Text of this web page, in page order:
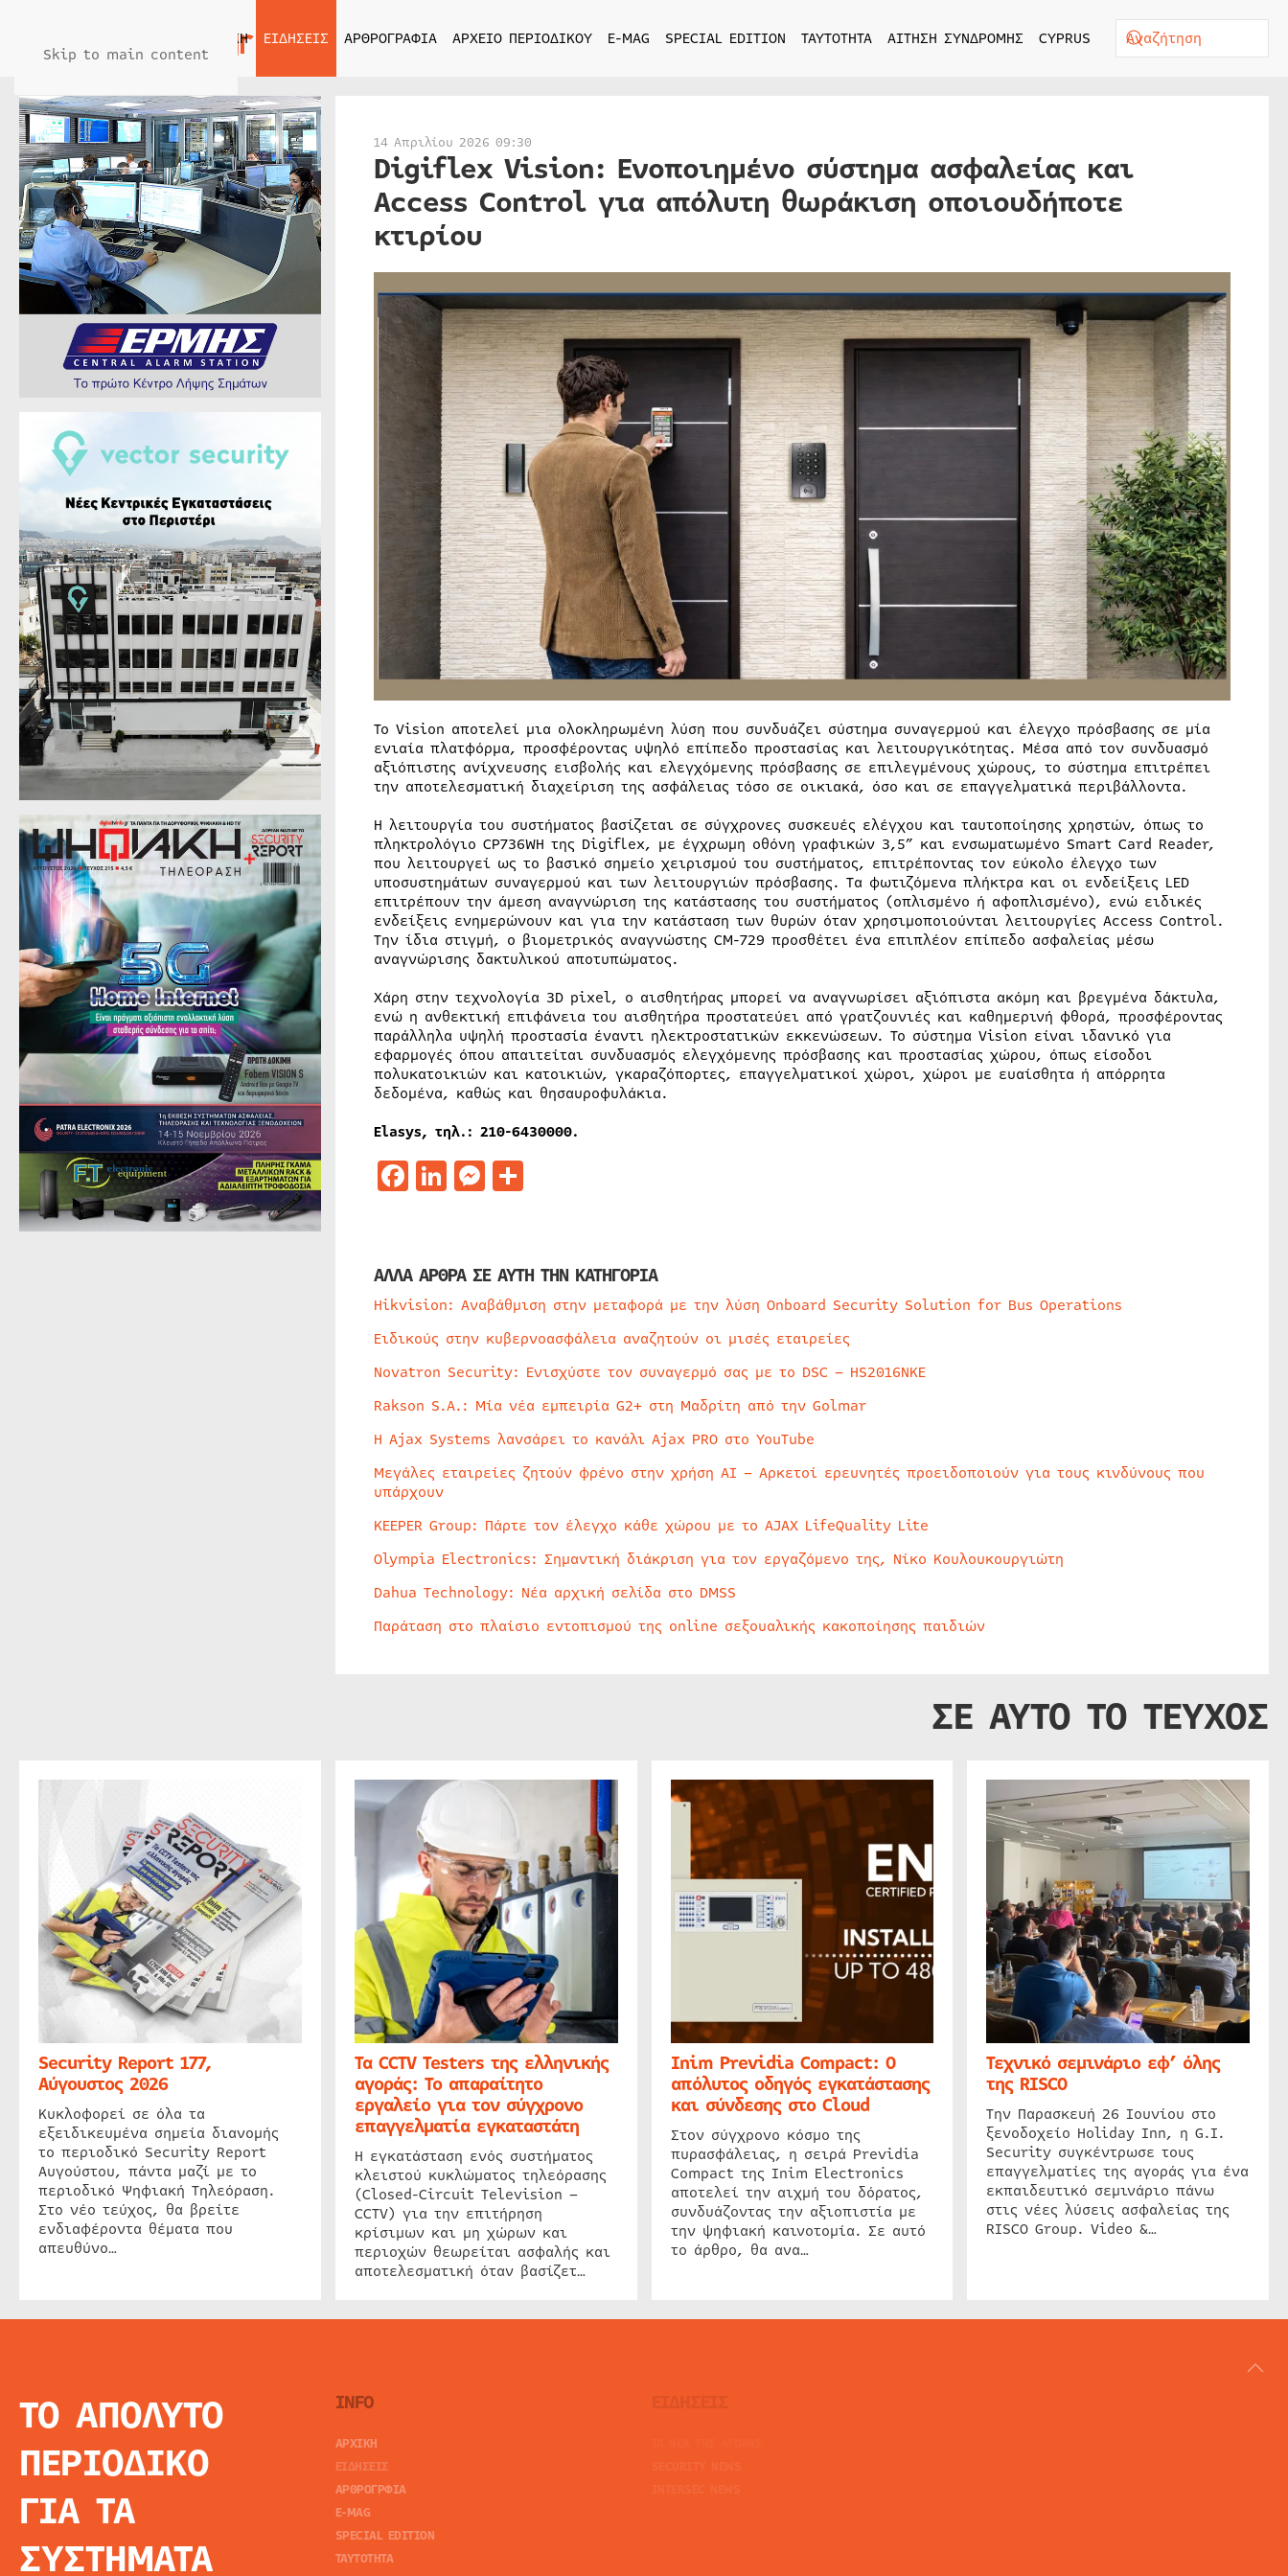
Skip to main content
ΑΡΧΙΚΗ ΕΙΔΗΣΕΙΣ ΑΡΘΡΟΓΡΑΦΙΑ ΑΡΧΕΙΟ ΠΕΡΙΟΔΙΚΟΥ E-MAG SPECIAL EDITION ΤΑΥΤΟΤΗΤΑ ΑΙΤΗΣΗ ΣΥΝΔΡΟΜΗΣ CYPRUS
14 Απριλίου 2026 09:30
Digiflex Vision: Ενοποιημένο σύστημα ασφαλείας και
Access Control για απόλυτη θωράκιση οποιουδήποτε
κτιρίου
Το Vision αποτελεί μια ολοκληρωμένη λύση που συνδυάζει σύστημα συναγερμού και έλεγχο πρόσβασης σε μία
ενιαία πλατφόρμα, προσφέροντας υψηλό επίπεδο προστασίας και λειτουργικότητας. Μέσα από τον συνδυασμό
αξιόπιστης ανίχνευσης εισβολής και ελεγχόμενης πρόσβασης σε επιλεγμένους χώρους, το σύστημα επιτρέπει
την αποτελεσματική διαχείριση της ασφάλειας τόσο σε οικιακά, όσο και σε επαγγελματικά περιβάλλοντα.
Η λειτουργία του συστήματος βασίζεται σε σύγχρονες συσκευές ελέγχου και ταυτοποίησης χρηστών, όπως το
πληκτρολόγιο CP736WH της Digiflex, με έγχρωμη οθόνη γραφικών 3,5” και ενσωματωμένο Smart Card Reader,
που λειτουργεί ως το βασικό σημείο χειρισμού του συστήματος, επιτρέποντας τον εύκολο έλεγχο των
υποσυστημάτων συναγερμού και των λειτουργιών πρόσβασης. Τα φωτιζόμενα πλήκτρα και οι ενδείξεις LED
επιτρέπουν την άμεση αναγνώριση της κατάστασης του συστήματος (οπλισμένο ή αφοπλισμένο), ενώ ειδικές
ενδείξεις ενημερώνουν και για την κατάσταση των θυρών όταν χρησιμοποιούνται λειτουργίες Access Control.
Την ίδια στιγμή, ο βιομετρικός αναγνώστης CM-729 προσθέτει ένα επιπλέον επίπεδο ασφαλείας μέσω
αναγνώρισης δακτυλικού αποτυπώματος.
Χάρη στην τεχνολογία 3D pixel, ο αισθητήρας μπορεί να αναγνωρίσει αξιόπιστα ακόμη και βρεγμένα δάκτυλα,
ενώ η ανθεκτική επιφάνεια του αισθητήρα προστατεύει από γρατζουνιές και καθημερινή φθορά, προσφέροντας
παράλληλα υψηλή προστασία έναντι ηλεκτροστατικών εκκενώσεων. Το σύστημα Vision είναι ιδανικό για
εφαρμογές όπου απαιτείται συνδυασμός ελεγχόμενης πρόσβασης και προστασίας χώρου, όπως είσοδοι
πολυκατοικιών και κατοικιών, γκαραζόπορτες, επαγγελματικοί χώροι, χώροι με ευαίσθητα ή απόρρητα
δεδομένα, καθώς και θησαυροφυλάκια.
Elasys, τηλ.: 210-6430000.
Facebook
LinkedIn
Messenger
Μοιραστείτε
ΑΛΛΑ ΑΡΘΡΑ ΣΕ ΑΥΤΗ ΤΗΝ ΚΑΤΗΓΟΡΙΑ
Hikvision: Αναβάθμιση στην μεταφορά με την λύση Onboard Security Solution for Bus Operations
Ειδικούς στην κυβερνοασφάλεια αναζητούν οι μισές εταιρείες
Novatron Security: Ενισχύστε τον συναγερμό σας με το DSC – HS2016NKE
Rakson S.A.: Μία νέα εμπειρία G2+ στη Μαδρίτη από την Golmar
Η Ajax Systems λανσάρει το κανάλι Ajax PRO στο YouTube
Μεγάλες εταιρείες ζητούν φρένο στην χρήση AI – Αρκετοί ερευνητές προειδοποιούν για τους κινδύνους που
υπάρχουν
KEEPER Group: Πάρτε τον έλεγχο κάθε χώρου με το AJAX LifeQuality Lite
Olympia Electronics: Σημαντική διάκριση για τον εργαζόμενο της, Νίκο Κουλουκουργιώτη
Dahua Technology: Νέα αρχική σελίδα στο DMSS
Παράταση στο πλαίσιο εντοπισμού της online σεξουαλικής κακοποίησης παιδιών
ΣΕ ΑΥΤΟ ΤΟ ΤΕΥΧΟΣ
Security Report 177,
Αύγουστος 2026
Κυκλοφορεί σε όλα τα
εξειδικευμένα σημεία διανομής
το περιοδικό Security Report
Αυγούστου, πάντα μαζί με το
περιοδικό Ψηφιακή Τηλεόραση.
Στο νέο τεύχος, θα βρείτε
ενδιαφέροντα θέματα που
απευθύνο…
Τα CCTV Testers της ελληνικής
αγοράς: Το απαραίτητο
εργαλείο για τον σύγχρονο
επαγγελματία εγκαταστάτη
Η εγκατάσταση ενός συστήματος
κλειστού κυκλώματος τηλεόρασης
(Closed-Circuit Television –
CCTV) για την επιτήρηση
κρίσιμων και μη χώρων και
περιοχών θεωρείται ασφαλής και
αποτελεσματική όταν βασίζετ…
Inim Previdia Compact: Ο
απόλυτος οδηγός εγκατάστασης
και σύνδεσης στο Cloud
Στον σύγχρονο κόσμο της
πυρασφάλειας, η σειρά Previdia
Compact της Inim Electronics
αποτελεί την αιχμή του δόρατος,
συνδυάζοντας την αξιοπιστία με
την ψηφιακή καινοτομία. Σε αυτό
το άρθρο, θα ανα…
Τεχνικό σεμινάριο εφ’ όλης
της RISCO
Την Παρασκευή 26 Ιουνίου στο
ξενοδοχείο Holiday Inn, η G.I.
Security συγκέντρωσε τους
επαγγελματίες της αγοράς για ένα
εκπαιδευτικό σεμινάριο πάνω
στις νέες λύσεις ασφαλείας της
RISCO Group. Video &…
ΤΟ ΑΠΟΛΥΤΟ
ΠΕΡΙΟΔΙΚΟ
ΓΙΑ ΤΑ
ΣΥΣΤΗΜΑΤΑ
INFO
ΑΡΧΙΚΗ
ΕΙΔΗΣΕΙΣ
ΑΡΘΡΟΓΡΦΙΑ
E-MAG
SPECIAL EDITION
ΤΑΥΤΟΤΗΤΑ